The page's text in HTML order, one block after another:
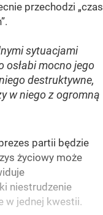
przechodzi „czas
sytuacjami
osłabi mocno jego
destruktywne,
w niego z ogromną
partii będzie
życiowy może
niestrudzenie
w jednej kwestii.